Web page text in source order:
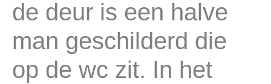
de deur is een halve
man geschilderd die
op de wc zit. In het